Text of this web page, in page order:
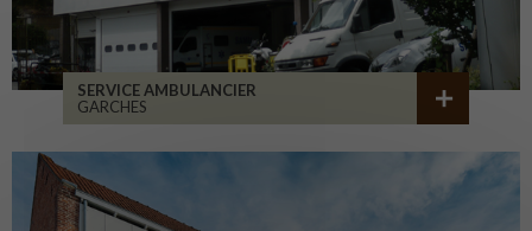
SERVICE AMBULANCIER
GARCHES